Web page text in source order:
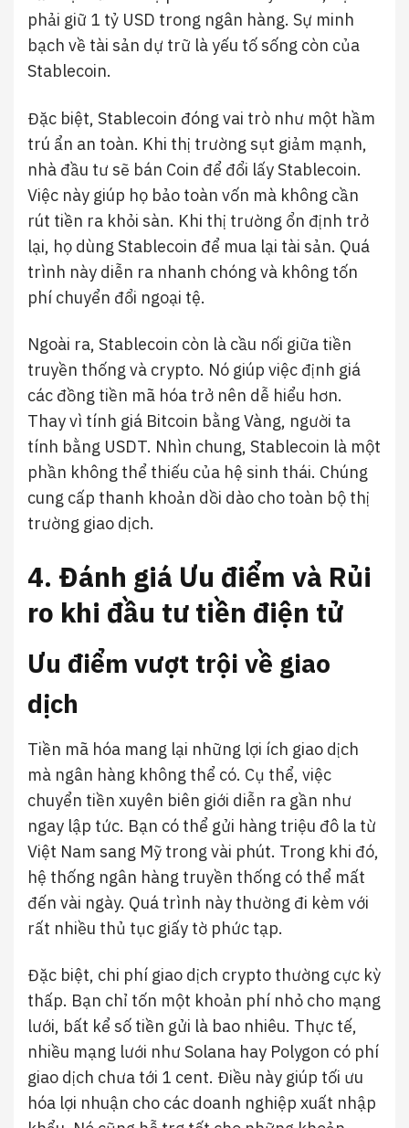
phải giữ 1 tỷ USD trong ngân hàng. Sự minh
bạch về tài sản dự trữ là yếu tố sống còn của
Stablecoin.
Đặc biệt, Stablecoin đóng vai trò như một hầm
trú ẩn an toàn. Khi thị trường sụt giảm mạnh,
nhà đầu tư sẽ bán Coin để đổi lấy Stablecoin.
Việc này giúp họ bảo toàn vốn mà không cần
rút tiền ra khỏi sàn. Khi thị trường ổn định trở
lại, họ dùng Stablecoin để mua lại tài sản. Quá
trình này diễn ra nhanh chóng và không tốn
phí chuyển đổi ngoại tệ.
Ngoài ra, Stablecoin còn là cầu nối giữa tiền
truyền thống và crypto. Nó giúp việc định giá
các đồng tiền mã hóa trở nên dễ hiểu hơn.
Thay vì tính giá Bitcoin bằng Vàng, người ta
tính bằng USDT. Nhìn chung, Stablecoin là một
phần không thể thiếu của hệ sinh thái. Chúng
cung cấp thanh khoản dồi dào cho toàn bộ thị
trường giao dịch.
4. Đánh giá Ưu điểm và Rủi
ro khi đầu tư tiền điện tử
Ưu điểm vượt trội về giao
dịch
Tiền mã hóa mang lại những lợi ích giao dịch
mà ngân hàng không thể có. Cụ thể, việc
chuyển tiền xuyên biên giới diễn ra gần như
ngay lập tức. Bạn có thể gửi hàng triệu đô la từ
Việt Nam sang Mỹ trong vài phút. Trong khi đó,
hệ thống ngân hàng truyền thống có thể mất
đến vài ngày. Quá trình này thường đi kèm với
rất nhiều thủ tục giấy tờ phức tạp.
Đặc biệt, chi phí giao dịch crypto thường cực kỳ
thấp. Bạn chỉ tốn một khoản phí nhỏ cho mạng
lưới, bất kể số tiền gửi là bao nhiêu. Thực tế,
nhiều mạng lưới như Solana hay Polygon có phí
giao dịch chưa tới 1 cent. Điều này giúp tối ưu
hóa lợi nhuận cho các doanh nghiệp xuất nhập